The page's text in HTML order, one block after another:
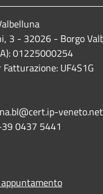
3 - 32026 - Borgo
01225000254
UF4S1G
veneto.net
0437 5441